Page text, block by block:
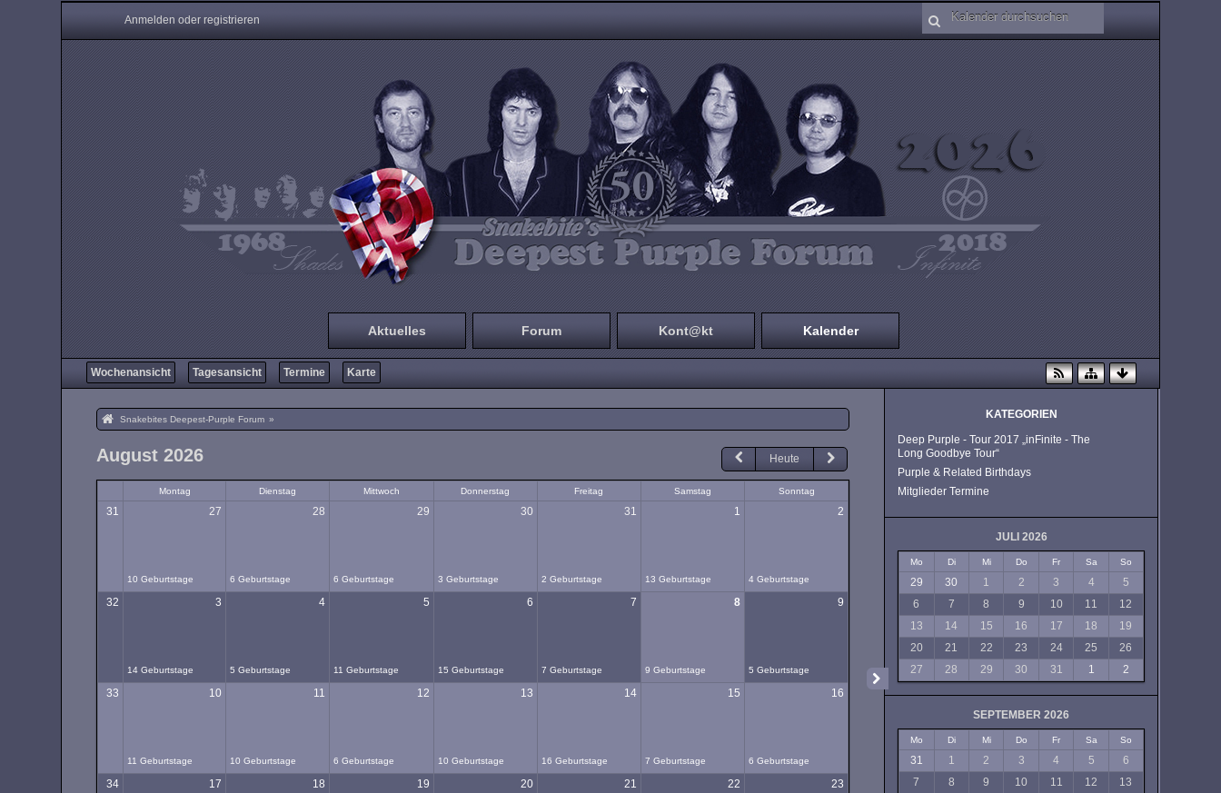
Anmelden oder registrieren
Aktuelles Forum Kont@kt Kalender
Wochenansicht Tagesansicht Termine Karte
Snakebites Deepest-Purple Forum »
August 2026 Heute
Montag Dienstag Mittwoch Donnerstag Freitag Samstag Sonntag
31 27
10 Geburtstage
28
6 Geburtstage
29
6 Geburtstage
30
3 Geburtstage
31
2 Geburtstage
1
13 Geburtstage
2
4 Geburtstage
32 3
14 Geburtstage
4
5 Geburtstage
5
11 Geburtstage
6
15 Geburtstage
7
7 Geburtstage
8
9 Geburtstage
9
5 Geburtstage
33 10
11 Geburtstage
11
10 Geburtstage
12
6 Geburtstage
13
10 Geburtstage
14
16 Geburtstage
15
7 Geburtstage
16
6 Geburtstage
34 17 18 19 20 21 22 23
KATEGORIEN
Deep Purple - Tour 2017 „inFinite - The
Long Goodbye Tour“
Purple & Related Birthdays
Mitglieder Termine
JULI 2026
Mo Di Mi Do Fr Sa So
29 30 1 2 3 4
5
6
7 8 9 10 11
12
13
14 15 16 17 18
19
20
21 22 23 24 25
26
27
28 29 30 31 1 2
SEPTEMBER 2026
Mo Di Mi Do Fr Sa So
31 1 2 3 4 5
6
7
8 9 10 11 12
13